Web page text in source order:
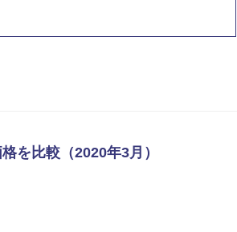
を比較（2020年3月）